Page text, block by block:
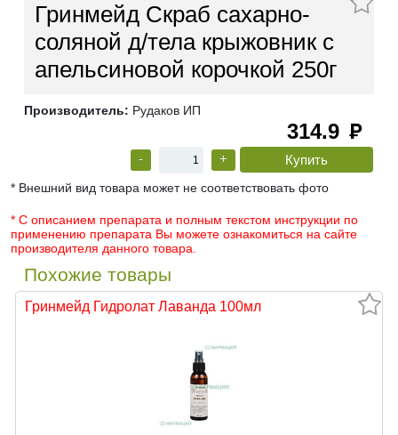
Гринмейд Скраб сахарно-
соляной д/тела крыжовник с
апельсиновой корочкой 250г
Производитель: Рудаков ИП
314.9 руб
- +
* Внешний вид товара может не соответствовать фото
* С описанием препарата и полным текстом инструкции по
применению препарата Вы можете ознакомиться на сайте
производителя данного товара.
Похожие товары
Гринмейд Гидролат Лаванда 100мл